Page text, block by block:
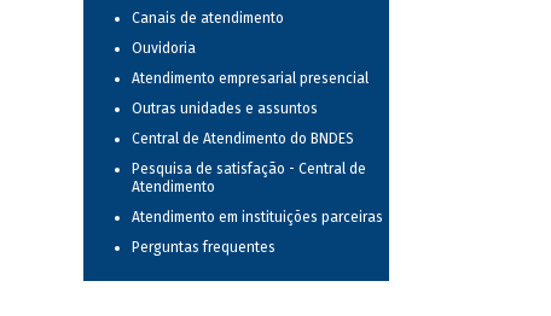
Canais de atendimento
Ouvidoria
Atendimento empresarial presencial
Outras unidades e assuntos
Central de Atendimento do BNDES
Pesquisa de satisfação - Central de
Atendimento
Atendimento em instituições parceiras
Perguntas frequentes